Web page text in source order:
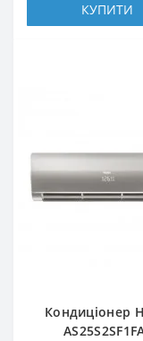
КУПИТИ
Кондиціонер